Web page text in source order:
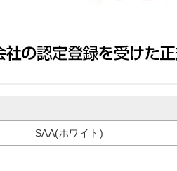
SAA(ホワイト)